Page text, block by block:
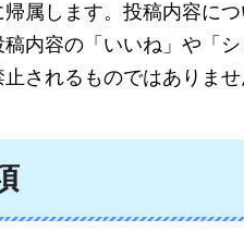
属します。投稿内容に
内容の「いいね」や「
されるものではありませ